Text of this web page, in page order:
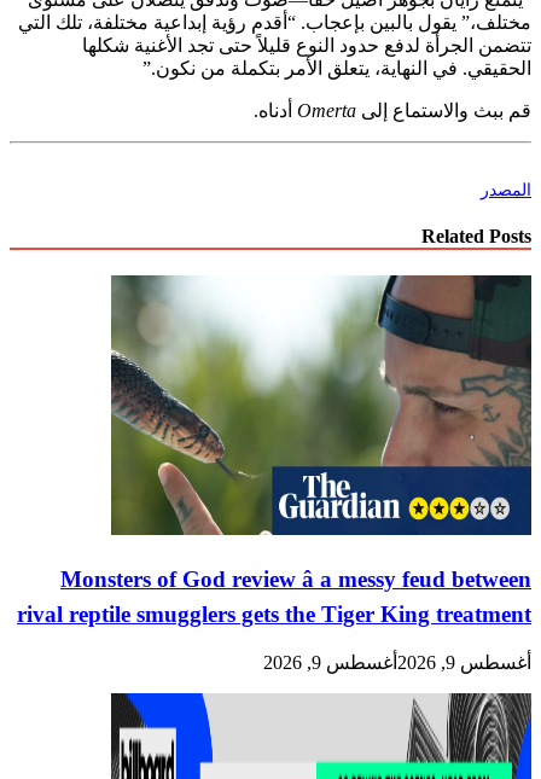
مختلف،” يقول بالبين بإعجاب. “أقدم رؤية إبداعية مختلفة، تلك التي
تتضمن الجرأة لدفع حدود النوع قليلاً حتى تجد الأغنية شكلها
الحقيقي. في النهاية، يتعلق الأمر بتكملة من نكون.”
قم ببث والاستماع إلى Omerta أدناه.
المصدر
Related Posts
Monsters of God review â a messy feud between
rival reptile smugglers gets the Tiger King treatment
أغسطس 9, 2026 أغسطس 9, 2026